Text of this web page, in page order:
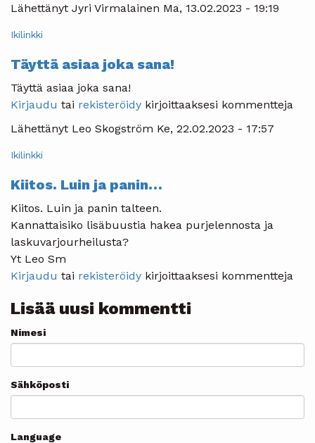
Lähettänyt Jyri Virmalainen Ma, 13.02.2023 - 19:19
Ikilinkki
Täyttä asiaa joka sana!
Täyttä asiaa joka sana!
Kirjaudu tai rekisteröidy kirjoittaaksesi kommentteja
Lähettänyt Leo Skogström Ke, 22.02.2023 - 17:57
Ikilinkki
Kiitos. Luin ja panin…
Kiitos. Luin ja panin talteen.
Kannattaisiko lisäbuustia hakea purjelennosta ja
laskuvarjourheilusta?
Yt Leo Sm
Kirjaudu tai rekisteröidy kirjoittaaksesi kommentteja
Lisää uusi kommentti
Nimesi
Sähköposti
Language